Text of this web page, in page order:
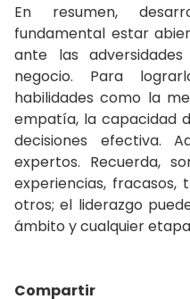
En resumen,
fundamental estar
ante las
negocio. Para
habilidades como la
empatía, la capacidad
decisiones efectiva.
expertos. Recuerda,
experiencias, fracasos,
otros; el liderazgo
ámbito y cualquier
Compartir